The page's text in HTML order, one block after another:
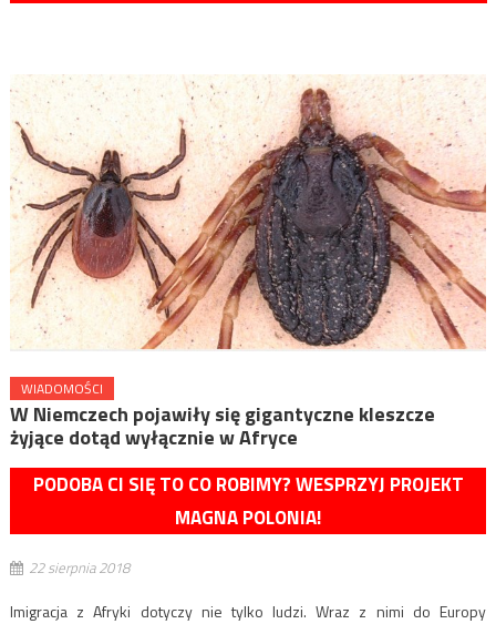
WIADOMOŚCI
W Niemczech pojawiły się gigantyczne kleszcze
żyjące dotąd wyłącznie w Afryce
PODOBA CI SIĘ TO CO ROBIMY? WESPRZYJ PROJEKT
MAGNA POLONIA!
22 sierpnia 2018
Imigracja z Afryki dotyczy nie tylko ludzi. Wraz z nimi do Europy